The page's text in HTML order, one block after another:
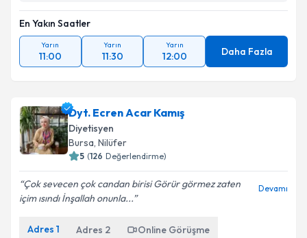
En Yakın Saatler
Yarın
11:00
Yarın
11:30
Yarın
12:00 Daha Fazla
Dyt. Ecren Acar Kamış
Diyetisyen
Bursa, Nilüfer
5 (126 Değerlendirme)
Çok sevecen çok candan birisi Görür görmez zaten
içim ısındı İnşallah onunla...
Devamı
Adres 1 Adres 2 Online Görüşme